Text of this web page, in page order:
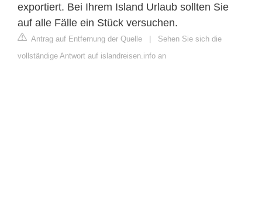
exportiert. Bei Ihrem Island Urlaub sollten Sie
auf alle Fälle ein Stück versuchen.
Antrag auf Entfernung der Quelle | Sehen Sie sich die
vollständige Antwort auf islandreisen.info an